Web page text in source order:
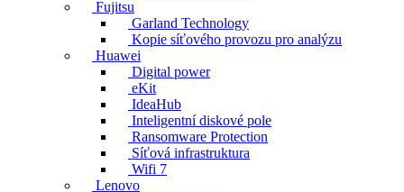
Fujitsu
Garland Technology
Kopie síťového provozu pro analýzu
Huawei
Digital power
eKit
IdeaHub
Inteligentní diskové pole
Ransomware Protection
Síťová infrastruktura
Wifi 7
Lenovo